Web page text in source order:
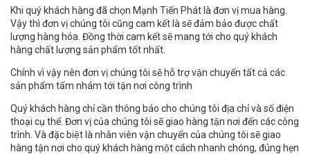
Khi quý khách hàng đã chọn Mạnh Tiến Phát là đơn vị mua hàng.
Vậy thì đơn vị chúng tôi cũng cam kết là sẽ đảm bảo được chất
lượng hàng hóa. Đồng thời cam kết sẽ mang tới cho quý khách
hàng chất lượng sản phẩm tốt nhất.
Chính vì vậy nên đơn vị chúng tôi sẽ hỗ trợ vận chuyển tất cả các
sản phẩm tấm nhám tới tận nơi công trình
Quý khách hàng chỉ cần thông báo cho chúng tôi địa chỉ và số điện
thoại cụ thể. Đơn vị của chúng tôi sẽ giao hàng tận nơi đến các công
trình. Và đặc biệt là nhân viên vận chuyển của chúng tôi sẽ giao
hàng tận nơi cho quý khách hàng một cách nhanh chóng, đúng hẹn